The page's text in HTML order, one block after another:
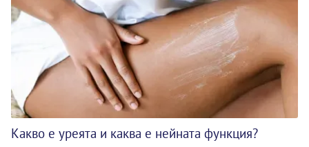
Какво е уреята и каква е нейната функция?